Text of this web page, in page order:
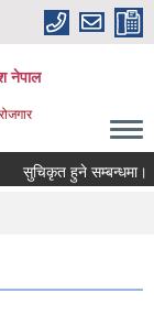
नेपाल
सुचिकृत हुने सम्बन्धमा।